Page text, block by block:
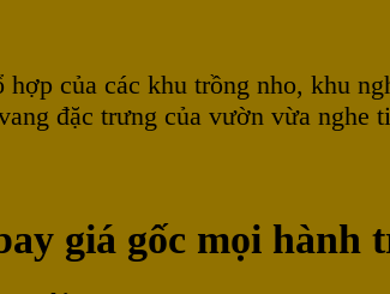
của các khu trồng nho, khu
đặc trưng của vườn vừa nghe
giá gốc mọi hành